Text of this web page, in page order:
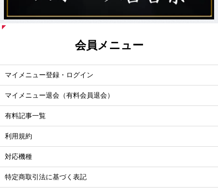
会員メニュー
マイメニュー登録・ログイン
マイメニュー退会（有料会員退会）
有料記事一覧
利用規約
対応機種
特定商取引法に基づく表記